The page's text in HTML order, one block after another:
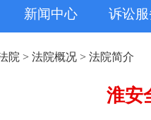
新闻中心 诉讼服
院 > 法院概况 > 法院简介
淮安